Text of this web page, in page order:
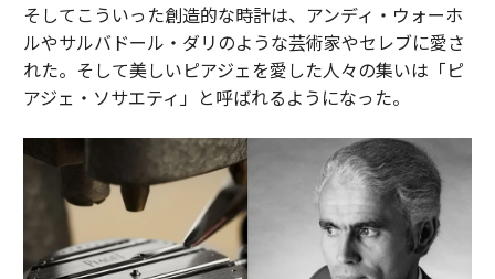
そしてこういった創造的な時計は、アンディ・ウォーホ
ルやサルバドール・ダリのような芸術家やセレブに愛さ
れた。そして美しいピアジェを愛した人々の集いは「ピ
アジェ・ソサエティ」と呼ばれるようになった。